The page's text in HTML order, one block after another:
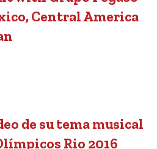
Central America
de su tema musical
Rio 2016